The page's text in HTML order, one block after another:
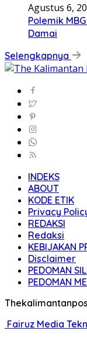
Agustus 6,
Polemik
Damai
Selengkapnya
INDEKS
ABOUT
KODE ETIK
Privacy
REDAKSI
Redaksi
KEBIJAKAN
Disclaimer
PEDOMAN
PEDOMAN
Fairuz Media